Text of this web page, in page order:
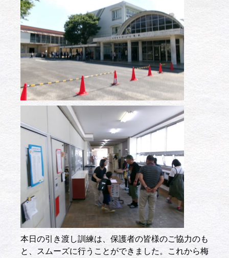
本日の引き渡し訓練は、保護者の皆様のご協力のも
と、スムーズに行うことができました。これから梅